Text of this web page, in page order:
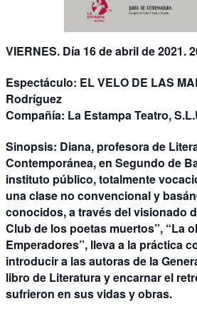
VIERNES. Día 16 de abril de 2021.
Espectáculo: EL VELO DE LAS
Rodríguez
Compañía: La Estampa Teatro,
Sinopsis: Diana, profesora de
Contemporánea, en Segundo de
instituto público, totalmente
una clase no convencional y
conocidos, a través del visionado
Club de los poetas muertos”, “La
Emperadores”, lleva a la práctica
introducir a las autoras de la
libro de Literatura y encarnar el
sufrieron en sus vidas y obras.